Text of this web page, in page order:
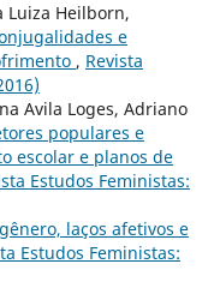
Luiza Heilborn,
e
, Revista
Avila Loges, Adriano
populares e
escolar e planos de
Estudos Feministas:
laços afetivos e
Estudos Feministas: